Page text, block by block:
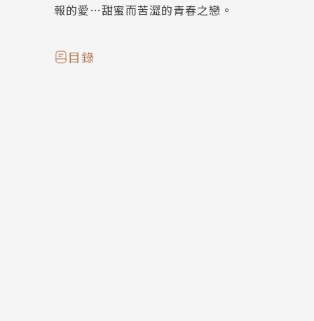
報的愛…甜蜜而苦澀的青春之戀。
目錄